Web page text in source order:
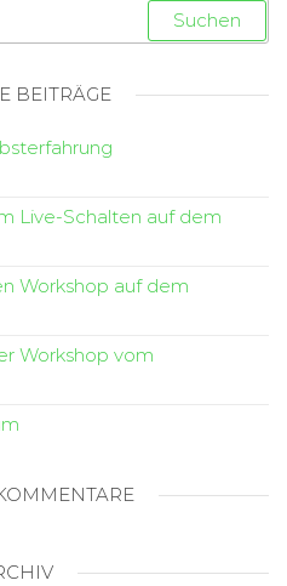
BEITRÄGE
Live-Schalten auf dem
Workshop auf dem
Workshop vom